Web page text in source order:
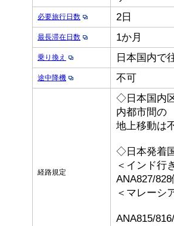
必要旅行日数 2日
最長滞在日数 1か月
乗り換え 日本国内で
途中降機 不可
経路規定
◇日本国内
内都市間の
地上移動は
◇日本発着
＜インド行
ANA827/
＜
ANA815/